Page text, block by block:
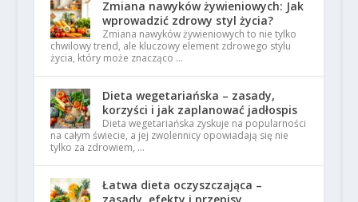
Zmiana nawyków żywieniowych: Jak
wprowadzić zdrowy styl życia?
Zmiana nawyków żywieniowych to nie tylko
chwilowy trend, ale kluczowy element zdrowego stylu
życia, który może znacząco …
Dieta wegetariańska – zasady,
korzyści i jak zaplanować jadłospis
Dieta wegetariańska zyskuje na popularności
na całym świecie, a jej zwolennicy opowiadają się nie
tylko za zdrowiem, …
Łatwa dieta oczyszczająca –